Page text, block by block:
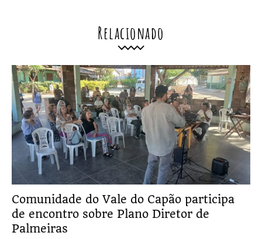
Relacionado
Comunidade do Vale do Capão participa
de encontro sobre Plano Diretor de
Palmeiras